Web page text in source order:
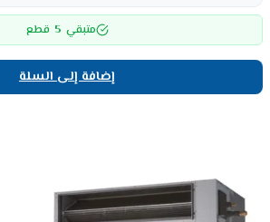
متبقي 5 قطع
إضافة إلى السلة